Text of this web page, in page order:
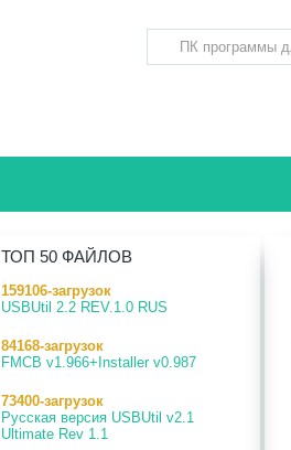
ТОП 50 ФАЙЛОВ
159106-загрузок
USBUtil 2.2 REV.1.0 RUS
84168-загрузок
FMCB v1.966+Installer v0.987
73400-загрузок
Русская версия USBUtil v2.1
Ultimate Rev 1.1